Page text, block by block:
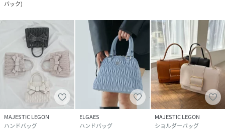
バック)
MAJESTIC LEGON
ハンドバッグ
ELGAES
ハンドバッグ
MAJESTIC LEGON
ショルダーバッグ